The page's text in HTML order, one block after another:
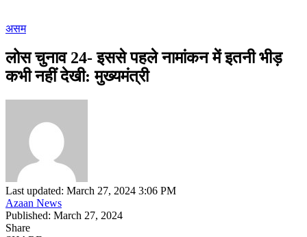
असम
लोस चुनाव 24- इससे पहले नामांकन में इतनी भीड़
कभी नहीं देखी: मुख्यमंत्री
Last updated: March 27, 2024 3:06 PM
Azaan News
Published: March 27, 2024
Share